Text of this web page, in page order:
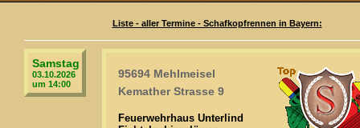
Liste - aller Termine - Schafkopfrennen in Bayern:
Samstag
03.10.2026
um 14:00
95694 Mehlmeisel
Kemather Strasse 9
Feuerwehrhaus Unterlind